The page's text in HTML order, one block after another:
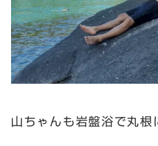
山ちゃんも岩盤浴で丸根